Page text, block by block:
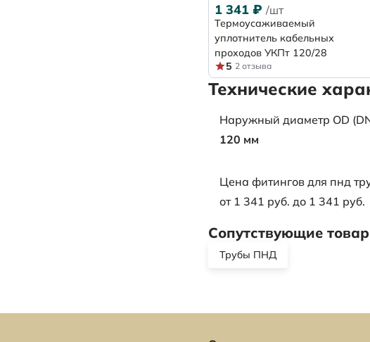
1 341 ₽ /шт
Термоусаживаемый
уплотнитель кабельных
проходов УКПт 120/28
5 2 отзыва
Технические
Наружный диаметр OD
120 мм
Цена фитингов для пнд
от 1 341 руб. до 1 341 руб.
Сопутствующие
Трубы ПНД